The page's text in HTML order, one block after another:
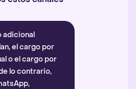
adicional
el cargo por
o el cargo por
lo contrario,